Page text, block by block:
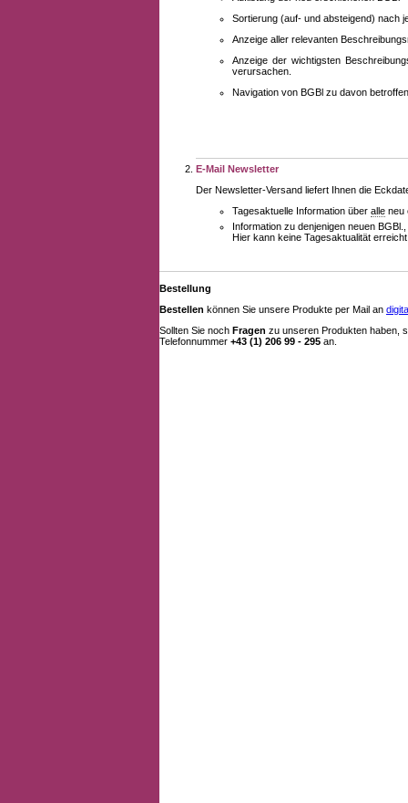
Sortierung (auf- und absteigend) nach
Anzeige aller relevanten
Anzeige der wichtigsten
verursachen.
Navigation von BGBl zu davon
E-Mail Newsletter
Der Newsletter-Versand liefert Ihnen die
Tagesaktuelle Information über alle neu
Information zu denjenigen neuen
Hier kann keine Tagesaktualität
Bestellung
Bestellen können Sie unsere Produkte per Mail an
Sollten Sie noch Fragen zu unseren Produkten haben,
Telefonnummer +43 (1) 206 99 - 295 an.